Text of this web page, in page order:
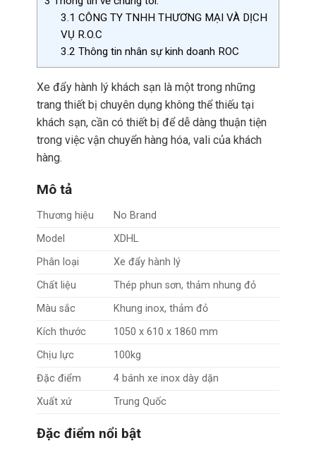
3.1 CÔNG TY TNHH THƯƠNG MẠI VÀ DỊCH
VỤ R.O.C
3.2 Thông tin nhân sự kinh doanh ROC
Xe đẩy hành lý khách sạn là một trong những
trang thiết bị chuyên dụng không thể thiếu tại
khách sạn, cần có thiết bị để dễ dàng thuận tiện
trong việc vận chuyển hàng hóa, vali của khách
hàng.
Mô tả
Thương hiệu
No Brand
Model
XDHL
Phân loại
Xe đẩy hành lý
Chất liệu
Thép phun sơn, thảm nhung đỏ
Màu sắc
Khung inox, thảm đỏ
Kích thước
1050 x 610 x 1860 mm
Chịu lực
100kg
Đặc điểm
4 bánh xe inox dày dặn
Xuất xứ
Trung Quốc
Đặc điểm nổi bật